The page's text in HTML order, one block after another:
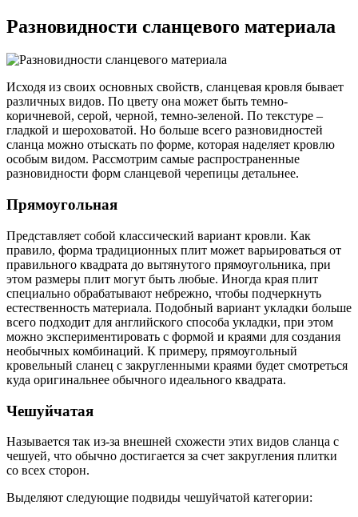
Разновидности сланцевого материала
Исходя из своих основных свойств, сланцевая кровля бывает
различных видов. По цвету она может быть темно-
коричневой, серой, черной, темно-зеленой. По текстуре –
гладкой и шероховатой. Но больше всего разновидностей
сланца можно отыскать по форме, которая наделяет кровлю
особым видом. Рассмотрим самые распространенные
разновидности форм сланцевой черепицы детальнее.
Прямоугольная
Представляет собой классический вариант кровли. Как
правило, форма традиционных плит может варьироваться от
правильного квадрата до вытянутого прямоугольника, при
этом размеры плит могут быть любые. Иногда края плит
специально обрабатывают небрежно, чтобы подчеркнуть
естественность материала. Подобный вариант укладки больше
всего подходит для английского способа укладки, при этом
можно экспериментировать с формой и краями для создания
необычных комбинаций. К примеру, прямоугольный
кровельный сланец с закругленными краями будет смотреться
куда оригинальнее обычного идеального квадрата.
Чешуйчатая
Называется так из-за внешней схожести этих видов сланца с
чешуей, что обычно достигается за счет закругления плитки
со всех сторон.
Выделяют следующие подвиды чешуйчатой категории: